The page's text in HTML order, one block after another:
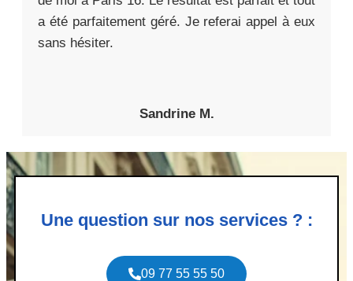
a été parfaitement géré. Je referai appel à eux
sans hésiter.
Sandrine M.
Une question sur nos services ? :
09 77 55 55 50